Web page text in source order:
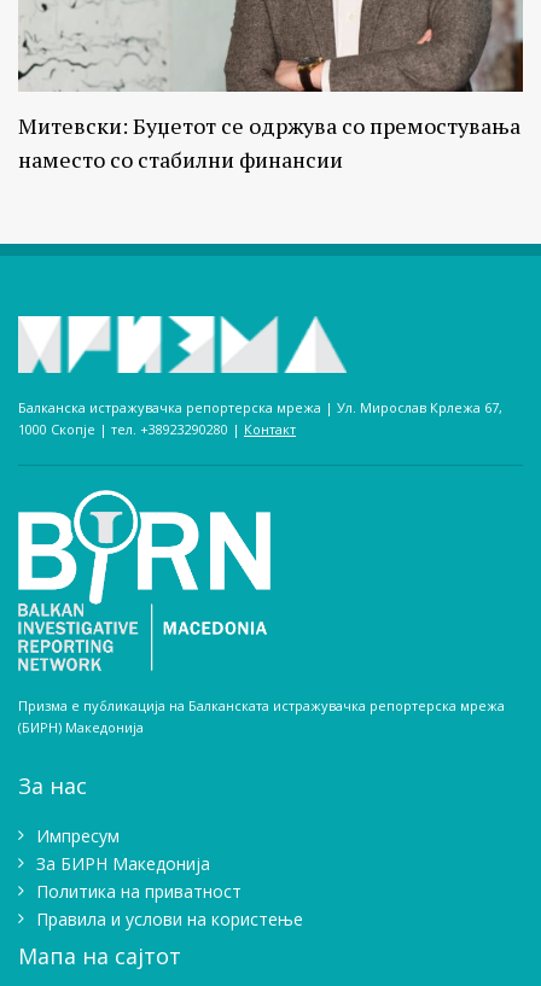
Митевски: Буџетот се одржува со премостувања
наместо со стабилни финансии
Балканска истражувачка репортерска мрежа | Ул. Мирослав Крлежа 67,
1000 Скопје | тел. +38923290280­ | Контакт
Призма е публикација на Балканската истражувачка репортерска мрежа
(БИРН) Македонија
За нас
Импресум
Зa БИРН Македонија
Политика на приватност
Правила и услови на користење
Мапа на сајтот